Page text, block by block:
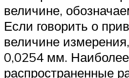
величине,
Если говорить о
величине
0,0254 мм. Наиболее
распространенные